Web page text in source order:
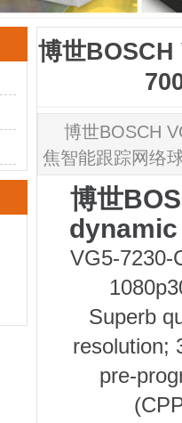
博世
博世BOSCH
焦智能跟踪网络
博世
dynamic
VG5-7230-
Superb
resolution;
pre-